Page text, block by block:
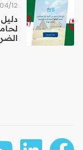
12‏/04‏/2023